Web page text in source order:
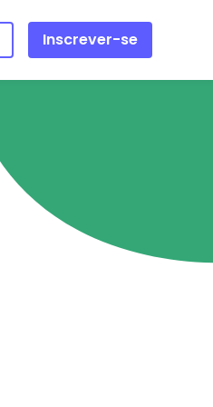
Inscrever-se